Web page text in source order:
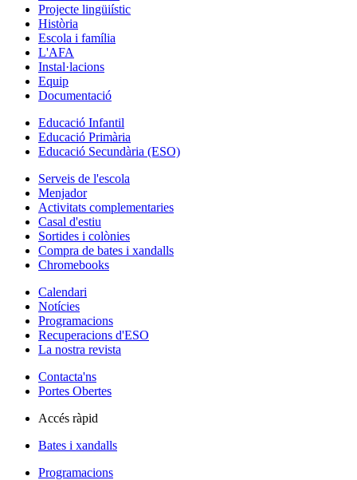
Projecte lingüiístic
Història
Escola i família
L'AFA
Instal·lacions
Equip
Documentació
Educació Infantil
Educació Primària
Educació Secundària (ESO)
Serveis de l'escola
Menjador
Activitats complementaries
Casal d'estiu
Sortides i colònies
Compra de bates i xandalls
Chromebooks
Calendari
Notícies
Programacions
Recuperacions d'ESO
La nostra revista
Contacta'ns
Portes Obertes
Accés ràpid
Bates i xandalls
Programacions